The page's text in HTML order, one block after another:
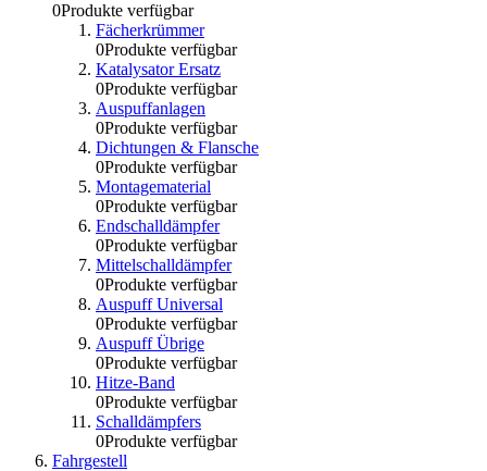
0Produkte verfügbar
Fächerkrümmer
0Produkte verfügbar
Katalysator Ersatz
0Produkte verfügbar
Auspuffanlagen
0Produkte verfügbar
Dichtungen & Flansche
0Produkte verfügbar
Montagematerial
0Produkte verfügbar
Endschalldämpfer
0Produkte verfügbar
Mittelschalldämpfer
0Produkte verfügbar
Auspuff Universal
0Produkte verfügbar
Auspuff Übrige
0Produkte verfügbar
Hitze-Band
0Produkte verfügbar
Schalldämpfers
0Produkte verfügbar
Fahrgestell